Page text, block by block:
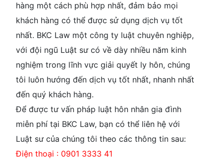
hàng một cách phù hợp nhất, đảm bảo mọi
khách hàng có thể được sử dụng dịch vụ tốt
nhất. BKC Law một công ty luật chuyên nghiệp,
với đội ngũ Luật sư có về dày nhiều năm kinh
nghiệm trong lĩnh vực giải quyết ly hôn, chúng
tôi luôn hướng đến dịch vụ tốt nhất, nhanh nhất
đến quý khách hàng.
Để được tư vấn pháp luật hôn nhân gia đình
miễn phí tại BKC Law, bạn có thể liên hệ với
Luật sư của chúng tôi theo các thông tin sau:
Điện thoại : 0901 3333 41